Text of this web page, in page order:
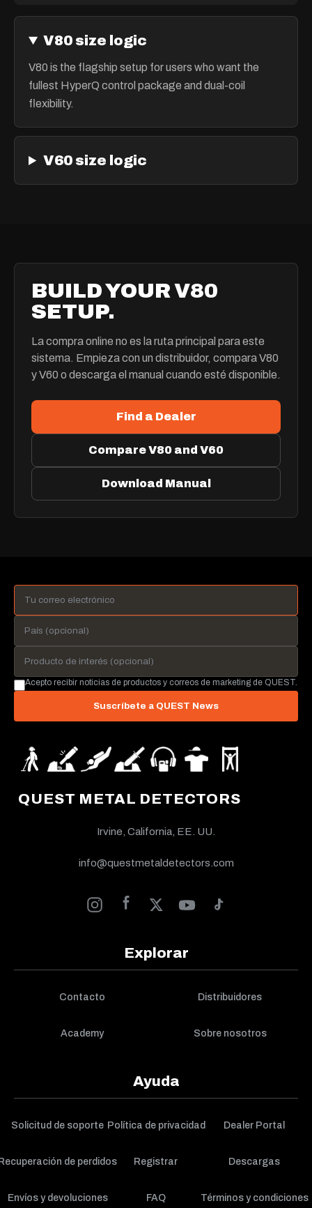
V80 size logic
V80 is the flagship setup for users who want the
fullest HyperQ control package and dual-coil
flexibility.
V60 size logic
BUILD YOUR V80
SETUP.
La compra online no es la ruta principal para este
sistema. Empieza con un distribuidor, compara V80
y V60 o descarga el manual cuando esté disponible.
Find a Dealer
Compare V80 and V60
Download Manual
QUEST METAL DETECTORS
Irvine, California, EE. UU.
info@questmetaldetectors.com
Explorar
Contacto Distribuidores
Academy Sobre nosotros
Ayuda
Solicitud de soporte Política de privacidad Dealer Portal
de perdidos Registrar Descargas
Envíos y devoluciones FAQ Términos y condiciones
Acepto recibir noticias de productos y correos de marketing de QUEST.
Suscríbete a QUEST News